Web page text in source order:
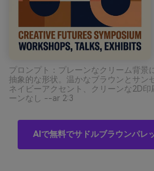
プロンプト：プレーンなクリーム背景
抽象的な形状。温かなブラウンとサン
ネイビーアクセント、クリーンな2D
ーンなし --ar 2:3
AIで無料でサドルブラウンパレ